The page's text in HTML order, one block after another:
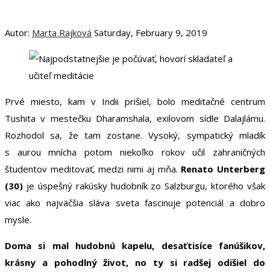
Autor: Marta Rajková Saturday, February 9, 2019
Prvé miesto, kam v Indii prišiel, bolo meditačné centrum
Tushita v mestečku Dharamshala, exilovom sídle Dalajlámu.
Rozhodol sa, že tam zostane. Vysoký, sympatický mladík
s aurou mnícha potom niekoľko rokov učil zahraničných
študentov meditovať, medzi nimi aj mňa. Renato Unterberg
(30) je úspešný rakúsky hudobník zo Salzburgu, ktorého však
viac ako najväčšia sláva sveta fascinuje potenciál a dobro
mysle.
Doma si mal hudobnú kapelu, desaťtisíce fanúšikov,
krásny a pohodlný život, no ty si radšej odišiel do